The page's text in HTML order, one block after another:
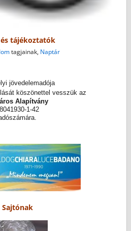
tájékoztatók
tagjainak, Naptár
jövedelemadója
köszönettel vesszük az
Alapítvány
1-42
Sajtónak